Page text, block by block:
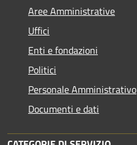
Aree Amministrative
Uffici
Enti e fondazioni
Politici
Personale Amministrativo
Documenti e dati